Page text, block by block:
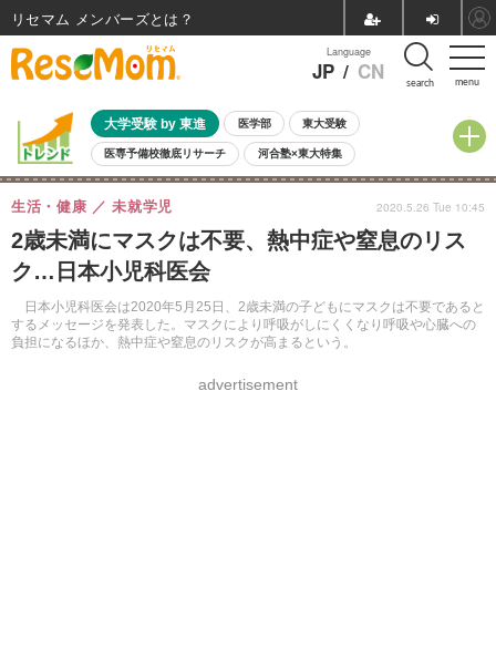
menu
Language
JP / CN search
大学受験 by 東進 医学部 東大受験
医専予備校徹底リサーチ 河合塾×東大特集
親子で考える大学選び 高校受験 中学受験 小学校受験
共通テスト 夏休み
8月開催イベント・WS 全国公立高校 過去問 人気記事
自由研究教材（小学生向け） 自由研究教材（中学生向け）
2歳未満にマスクは不要、熱中症や窒息のリス
ク…日本小児科医会
日本小児科医会は2020年5月25日、2歳未満の子どもにマスクは不要であると
するメッセージを発表した。マスクにより呼吸がしにくくなり呼吸や心臓への
負担になるほか、熱中症や窒息のリスクが高まるという。
生活・健康 未就学児
advertisement
2020.5.26 Tue 10:45
リセマム メンバーズ